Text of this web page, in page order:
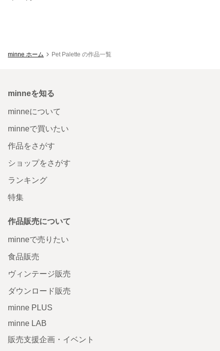
minne ホーム Pet Palette の作品一覧
minneを知る
minneについて
minneで買いたい
作品をさがす
ショップをさがす
ランキング
特集
作品販売について
minneで売りたい
食品販売
ヴィンテージ販売
ダウンロード販売
minne PLUS
minne LAB
販売支援企画・イベント